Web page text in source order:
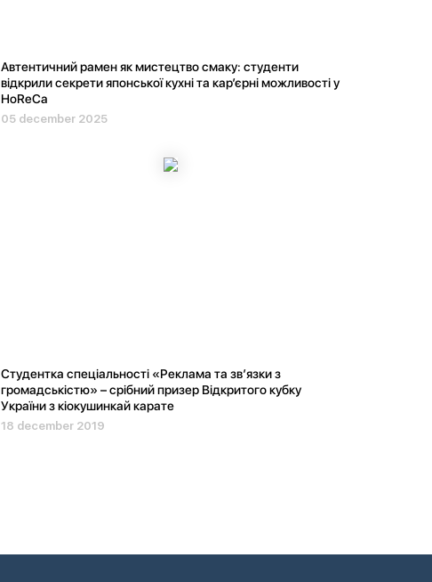
Автентичний рамен як мистецтво смаку: студенти
відкрили секрети японської кухні та кар’єрні можливості у
HoReCa
05 december 2025
Студентка спеціальності «Реклама та зв’язки з
громадськістю» – срібний призер Відкритого кубку
України з кіокушинкай карате
18 december 2019